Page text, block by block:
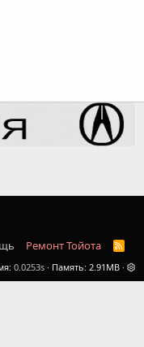
Ремонт Тойота
R
S
S
0.0253s Память 2.91MB